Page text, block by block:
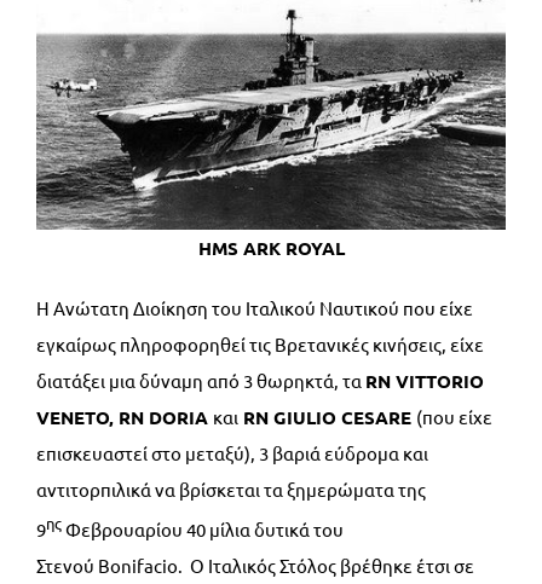
HMS ARK ROYAL
Η Ανώτατη Διοίκηση του Ιταλικού Ναυτικού που είχε
εγκαίρως πληροφορηθεί τις Βρετανικές κινήσεις, είχε
διατάξει μια δύναμη από 3 θωρηκτά, τα RN VITTORIO
VENETO, RN DORIA και RN GIULIO CESARE (που είχε
επισκευαστεί στο μεταξύ), 3 βαριά εύδρομα και
αντιτορπιλικά να βρίσκεται τα ξημερώματα της
9ηςΦεβρουαρίου 40 μίλια δυτικά του
Στενού Bonifacio. Ο Ιταλικός Στόλος βρέθηκε έτσι σε